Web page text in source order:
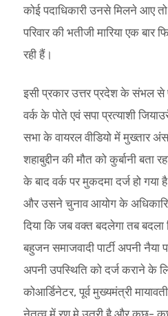
कोई पदाधिकारी उनसे मिलने आए
परिवार की भतीजी मारिया एक बार
रही हैं।
इसी प्रकार उत्तर प्रदेश के संभल से
वर्क के पोते एवं सपा प्रत्याशी
सभा के वायरल वीडियो में मुख्तार
शहाबुद्दीन की मौत को कुर्बानी बता
के बाद वर्क पर मुकदमा दर्ज हो
और उसने चुनाव आयोग के
दिया कि जब वक्त बदलेगा तब बदला
बहुजन समाजवादी पार्टी अपनी
अपनी उपस्थिति को दर्ज कराने के
कोआर्डिनेटर, पूर्व मुख्यमंत्री